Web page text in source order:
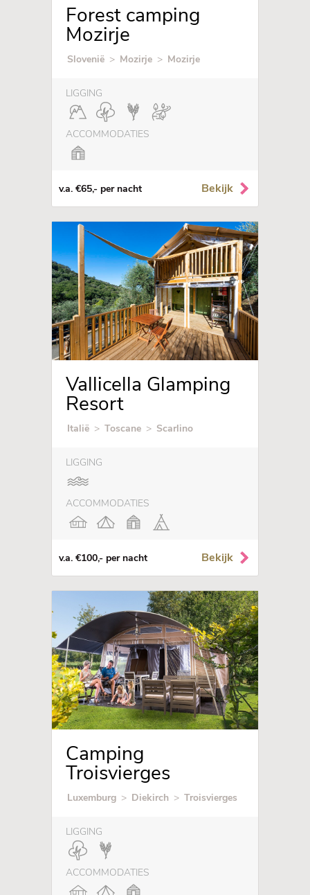
Forest camping
Mozirje
Slovenië > Mozirje > Mozirje
LIGGING
ACCOMMODATIES
v.a. €65,- per nacht Bekijk
Vallicella Glamping
Resort
Italië > Toscane > Scarlino
LIGGING
ACCOMMODATIES
v.a. €100,- per nacht Bekijk
Camping
Troisvierges
Luxemburg > Diekirch > Troisvierges
LIGGING
ACCOMMODATIES